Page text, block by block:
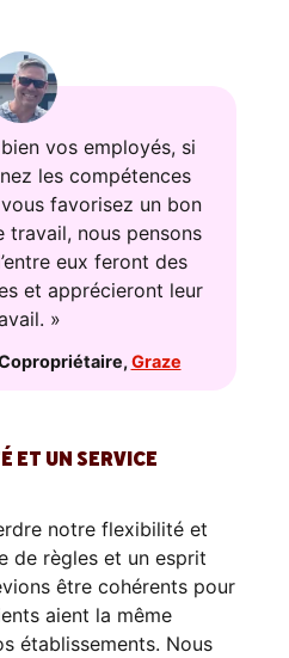
vos employés, si
les compétences
favorisez un bon
travail, nous pensons
eux feront des
et apprécieront leur
»
, Graze
ET UN SERVICE
notre flexibilité et
de règles et un esprit
être cohérents pour
aient la même
établissements. Nous